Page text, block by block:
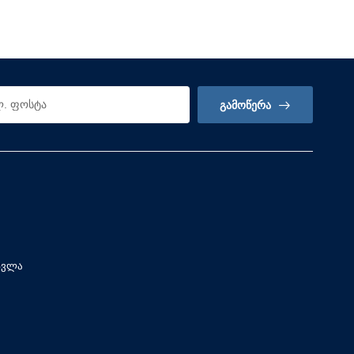
ᲒᲐᲛᲝᲬᲔᲠᲐ